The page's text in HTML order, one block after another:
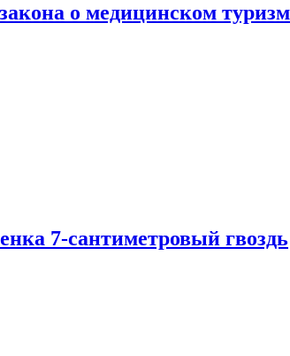
о медицинском
7-сантиметровый гвоздь